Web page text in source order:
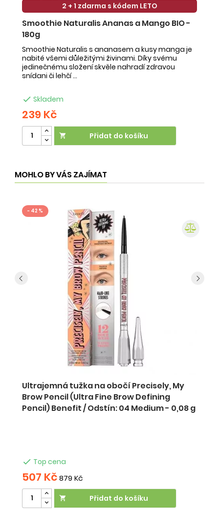
2 + 1 zdarma s kódem LETO
Smoothie Naturalis Ananas a Mango BIO -
180g
Smoothie Naturalis s ananasem a kusy manga je
nabité všemi důležitými živinami. Díky svému
jedinečnému složení skvěle nahradí zdravou
snídani či lehčí ...
 Skladem
239 Kč
 Přidat do košíku
MOHLO BY VÁS ZAJÍMAT
- 42 %
Ultrajemná tužka na obočí Precisely, My
Brow Pencil (Ultra Fine Brow Defining
Pencil) Benefit / Odstín: 04 Medium - 0,08 g
 Top cena
507 Kč879 Kč
 Přidat do košíku